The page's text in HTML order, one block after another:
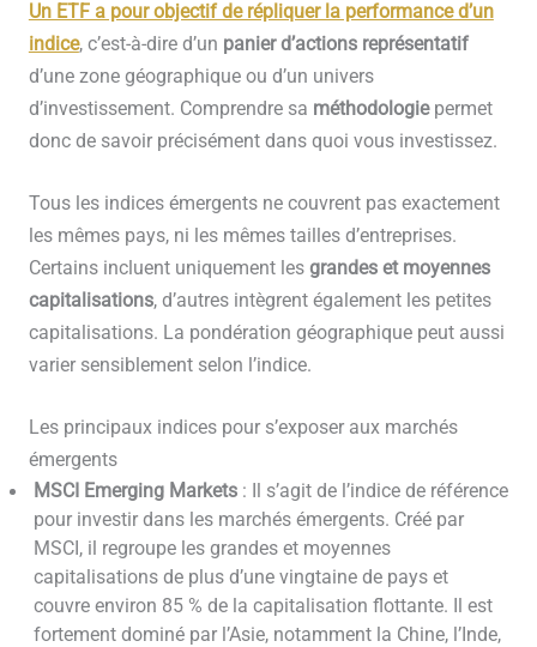
Un ETF a pour objectif de répliquer la performance d’un
indice, c’est-à-dire d’un panier d’actions représentatif
d’une zone géographique ou d’un univers
d’investissement. Comprendre sa méthodologiepermet
donc de savoir précisément dans quoi vous investissez.
Tous les indices émergents ne couvrent pas exactement
les mêmes pays, ni les mêmes tailles d’entreprises.
Certains incluent uniquement les grandes et moyennes
capitalisations, d’autres intègrent également les petites
capitalisations. La pondération géographique peut aussi
varier sensiblement selon l’indice.
Les principaux indices pour s’exposer aux marchés
émergents
MSCI Emerging Markets: Il s’agit de l’indice de référence
pour investir dans les marchés émergents. Créé par
MSCI, il regroupe les grandes et moyennes
capitalisations de plus d’une vingtaine de pays et
couvre environ 85 % de la capitalisation flottante. Il est
fortement dominé par l’Asie, notamment la Chine, l’Inde,